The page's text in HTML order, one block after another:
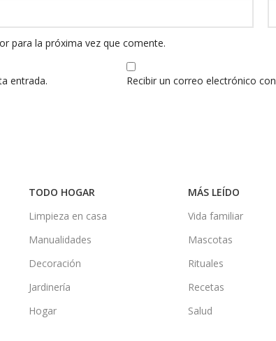
para la próxima vez que comente.
entrada. Recibir un correo electrónico
TODO HOGAR
Limpieza en casa
Manualidades
Decoración
Jardinería
Hogar
MÁS LEÍDO
Vida familiar
Mascotas
Rituales
Recetas
Salud